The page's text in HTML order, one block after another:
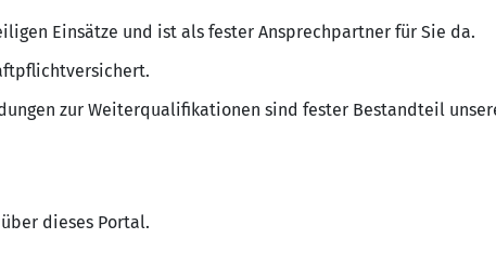
Einsätze und ist als fester Ansprechpartner für Sie da.
zur Weiterqualifikationen sind fester Bestandteil
dieses Portal.